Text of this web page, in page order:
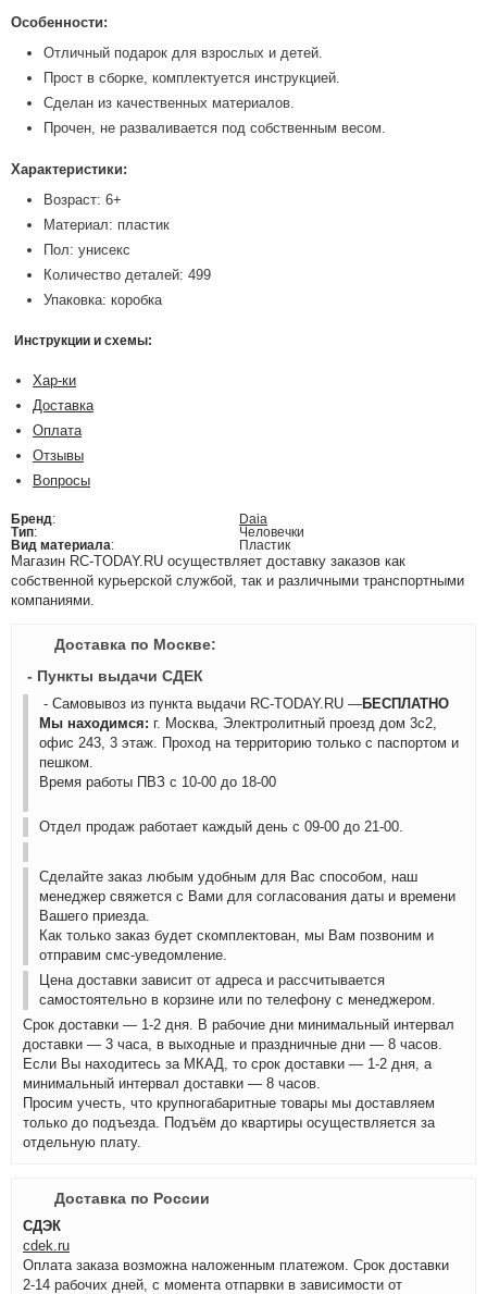
Особенности:
Отличный подарок для взрослых и детей.
Прост в сборке, комплектуется инструкцией.
Сделан из качественных материалов.
Прочен, не разваливается под собственным весом.
Характеристики:
Возраст: 6+
Материал: пластик
Пол: унисекс
Количество деталей: 499
Упаковка: коробка
Инструкции и схемы:
Хар-ки
Доставка
Оплата
Отзывы
Вопросы
Бренд:
Daia
Тип:
Человечки
Вид материала: Пластик
Магазин RC-TODAY.RU осуществляет доставку заказов как
собственной курьерской службой, так и различными транспортными
компаниями.
Доставка по Москве:
- Пункты выдачи СДЕК
- Самовывоз из пункта выдачи RC-TODAY.RU —БЕСПЛАТНО
Мы находимся: г. Москва, Электролитный проезд дом 3с2,
офис 243, 3 этаж. Проход на территорию только с паспортом и
пешком.
Время работы ПВЗ с 10-00 до 18-00
Отдел продаж работает каждый день с 09-00 до 21-00.
Сделайте заказ любым удобным для Вас способом, наш
менеджер свяжется с Вами для согласования даты и времени
Вашего приезда.
Как только заказ будет скомплектован, мы Вам позвоним и
отправим смс-уведомление.
Цена доставки зависит от адреса и рассчитывается
самостоятельно в корзине или по телефону с менеджером.
Срок доставки — 1-2 дня. В рабочие дни минимальный интервал
доставки — 3 часа, в выходные и праздничные дни — 8 часов.
Если Вы находитесь за МКАД, то срок доставки — 1-2 дня, а
минимальный интервал доставки — 8 часов.
Просим учесть, что крупногабаритные товары мы доставляем
только до подъезда. Подъём до квартиры осуществляется за
отдельную плату.
Доставка по России
СДЭК
cdek.ru
Оплата заказа возможна наложенным платежом. Срок доставки
2-14 рабочих дней, с момента отпарвки в зависимости от